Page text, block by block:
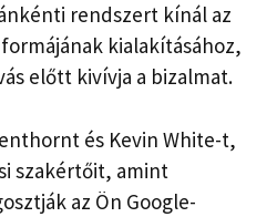
rendszert kínál az
kialakításához,
előtt kivívja a bizalmat.
és Kevin White-t,
szakértőit, amint
az Ön Google-